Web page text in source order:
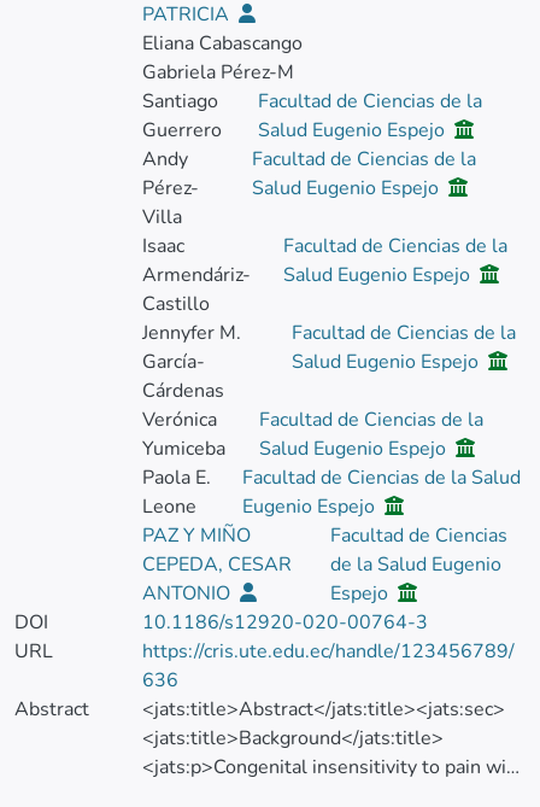
PATRICIA
Eliana Cabascango
Gabriela Pérez-M
Santiago
Guerrero
Facultad de Ciencias de la
Salud Eugenio Espejo
Andy
Pérez-
Villa
Facultad de Ciencias de la
Salud Eugenio Espejo
Isaac
Armendáriz-
Castillo
Facultad de Ciencias de la
Salud Eugenio Espejo
Jennyfer M.
García-
Cárdenas
Facultad de Ciencias de la
Salud Eugenio Espejo
Verónica
Yumiceba
Facultad de Ciencias de la
Salud Eugenio Espejo
Paola E.
Leone
Facultad de Ciencias de la Salud
Eugenio Espejo
PAZ Y MIÑO
CEPEDA, CESAR
ANTONIO
Facultad de Ciencias
de la Salud Eugenio
Espejo
DOI
10.1186/s12920-020-00764-3
URL
https://cris.ute.edu.ec/handle/123456789/
636
Abstract
<jats:title>Abstract</jats:title><jats:sec>
<jats:title>Background</jats:title>
<jats:p>Congenital insensitivity to pain with